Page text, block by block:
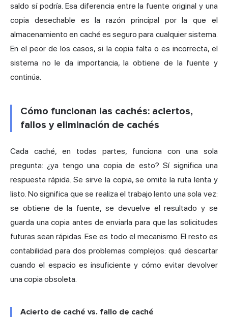
saldo sí podría. Esa diferencia entre la fuente original y una
copia desechable es la razón principal por la que el
almacenamiento en caché es seguro para cualquier sistema.
En el peor de los casos, si la copia falta o es incorrecta, el
sistema no le da importancia, la obtiene de la fuente y
continúa.
Cómo funcionan las cachés: aciertos,
fallos y eliminación de cachés
Cada caché, en todas partes, funciona con una sola
pregunta: ¿ya tengo una copia de esto? Sí significa una
respuesta rápida. Se sirve la copia, se omite la ruta lenta y
listo. No significa que se realiza el trabajo lento una sola vez:
se obtiene de la fuente, se devuelve el resultado y se
guarda una copia antes de enviarla para que las solicitudes
futuras sean rápidas. Ese es todo el mecanismo. El resto es
contabilidad para dos problemas complejos: qué descartar
cuando el espacio es insuficiente y cómo evitar devolver
una copia obsoleta.
Acierto de caché vs. fallo de caché